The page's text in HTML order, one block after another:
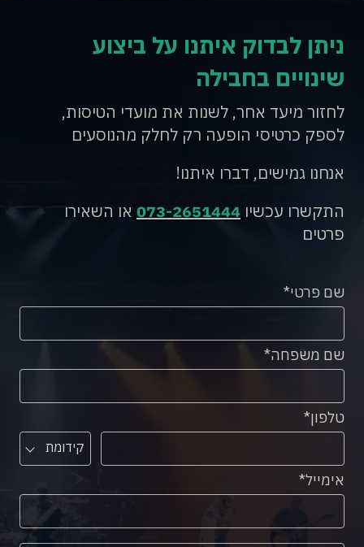
ניתן לבדוק איתנו על ביצוע
שינויים בחבילה
לחזור מיעד אחר, לשנות את מועדי הטיסות,
לספק כרטיסי הופעה רק לחלק מהנוסעים
אנחנו גמישים, דברו איתנו!
התקשרו עכשיו 073-2651444 או השאירו
פרטים
שם פרטי
שם משפחה
טלפון
קידומת
אימייל